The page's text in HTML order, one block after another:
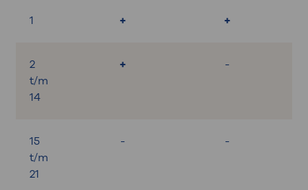
1 + +
2
t/m
14
+ -
15
t/m
21
- -